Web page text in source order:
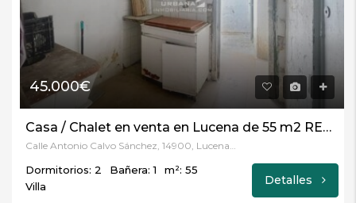
45.000€
Casa / Chalet en venta en Lucena de 55 m2 REF:5508
Calle Antonio Calvo Sánchez, 14900, Lucena, Córdoba
Dormitorios: 2 Bañera: 1
m²: 55
Villa
Detalles